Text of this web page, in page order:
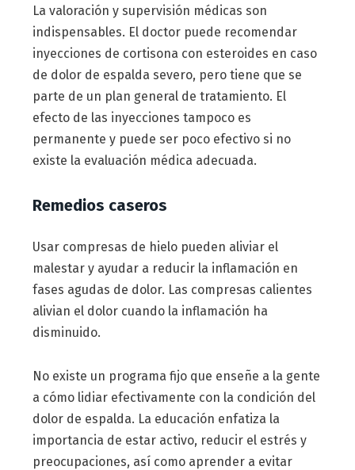
La valoración y supervisión médicas son
indispensables. El doctor puede recomendar
inyecciones de cortisona con esteroides en caso
de dolor de espalda severo, pero tiene que se
parte de un plan general de tratamiento. El
efecto de las inyecciones tampoco es
permanente y puede ser poco efectivo si no
existe la evaluación médica adecuada.
Remedios caseros
Usar compresas de hielo pueden aliviar el
malestar y ayudar a reducir la inflamación en
fases agudas de dolor. Las compresas calientes
alivian el dolor cuando la inflamación ha
disminuido.
No existe un programa fijo que enseñe a la gente
a cómo lidiar efectivamente con la condición del
dolor de espalda. La educación enfatiza la
importancia de estar activo, reducir el estrés y
preocupaciones, así como aprender a evitar